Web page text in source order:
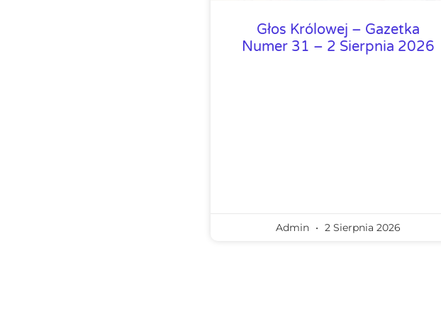
Głos Królowej – Gazetka
Numer 31 – 2 Sierpnia 2026
Admin 2 Sierpnia 2026